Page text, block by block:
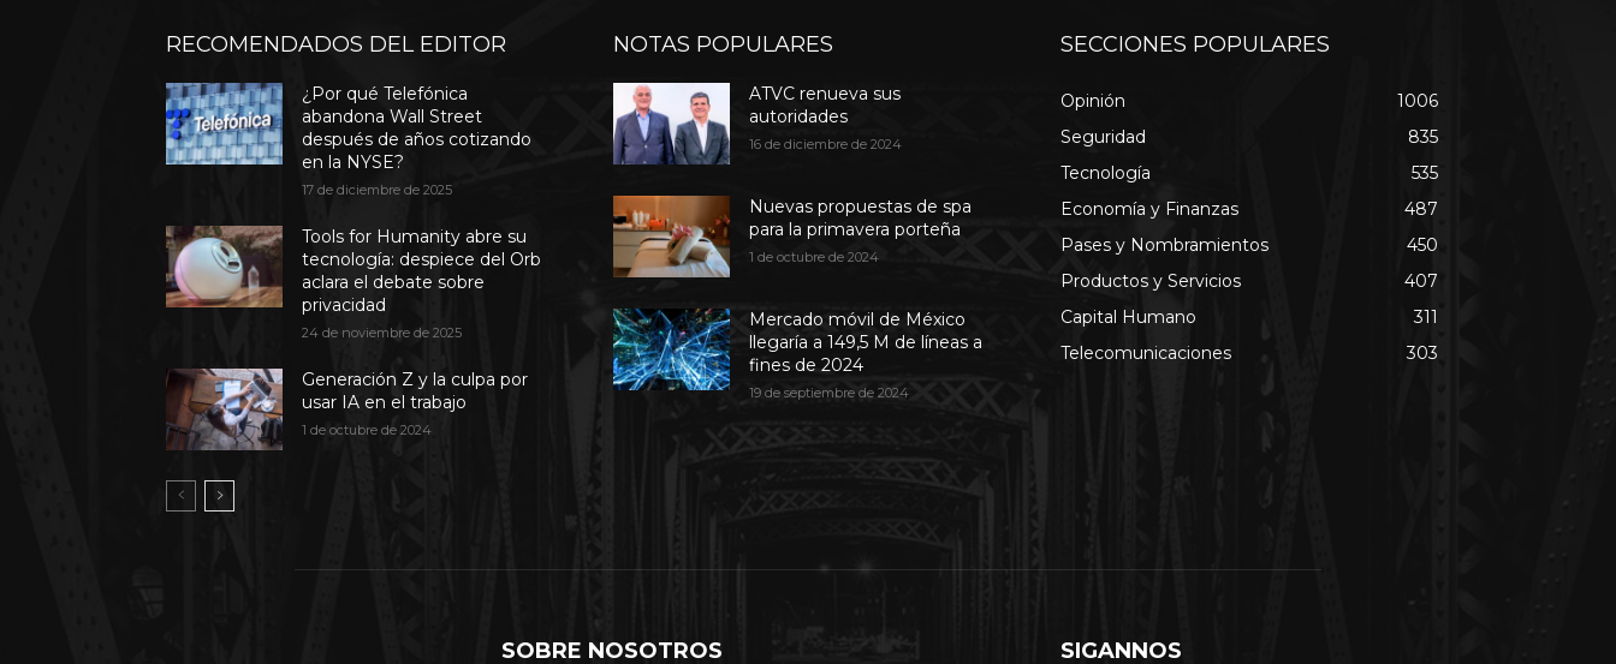
RECOMENDADOS DEL EDITOR
¿Por qué Telefónica
abandona Wall Street
después de años cotizando
en la NYSE?
17 de diciembre de 2025
Tools for Humanity abre su
tecnología: despiece del Orb
aclara el debate sobre
privacidad
24 de noviembre de 2025
Generación Z y la culpa por
usar IA en el trabajo
1 de octubre de 2024
NOTAS POPULARES
ATVC renueva sus
autoridades
16 de diciembre de 2024
Nuevas propuestas de spa
para la primavera porteña
1 de octubre de 2024
Mercado móvil de México
llegaría a 149,5 M de líneas a
fines de 2024
19 de septiembre de 2024
SECCIONES POPULARES
Opinión
1006
Seguridad
835
Tecnología
535
Economía y Finanzas
487
Pases y Nombramientos
450
Productos y Servicios
407
Capital Humano
311
Telecomunicaciones
303
SOBRE NOSOTROS SIGANNOS